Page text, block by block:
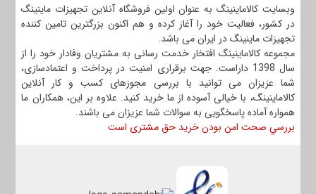
وبسایت کالاماینینگ به عنوان اولین فروشگاه آنلاین تجهیزات ماینینگ
در کشور، فعالیت خود را آغاز کرده و هم اکنون بزرگترین تامین کننده
تجهیزات ماینینگ در ایران می باشد.
مجموعه کالاماینینگ افتخار خدمت رسانی به مشتریان وفادار خود را از
سال 1398 داراست. جهت برقراری امنیت در پرداخت و اعتمادسازی،
شما عزیزان می توانید با بررسی مجوزهای کسب و کار آنلاین
کالاماینینگ، با خیالی آسوده از ما خرید کنید. علاوه بر این، همکاران ما
همواره آماده پاسخگویی به سوالات شما عزیزان می باشند.
بررسي صحت امن بودن خرید حق مشتری است